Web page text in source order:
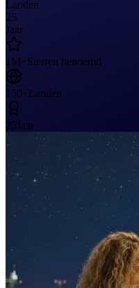
Landen
25
Jaar
1M+Sterren benoemd
150+Landen
25Jaar